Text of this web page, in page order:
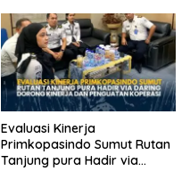
Evaluasi Kinerja
Primkopasindo Sumut Rutan
Tanjung pura Hadir via